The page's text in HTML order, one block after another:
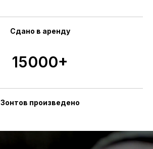
Сдано в аренду
15000+
Зонтов произведено